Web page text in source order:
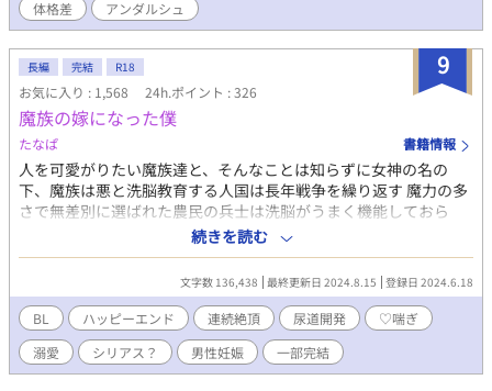
は、五年前に最愛の妻を亡くしたロイを、魔族への本能的な恐怖
ネ・オークランスを亡くし、悲しみに苛まれている。あまりの辛
さで『奥様』に関する記憶すら忘却してしまったらしい。半ば強
引にロイの元へ連れていかれるサラは、彼に己を『サラ』と名乗
る。だが、 ——「失せろ。お前のような娼夫など必要としていな
い」 噂通り冷酷なロイの口からは罵詈雑言が放たれた。ロイは穢
らわしい娼夫を睨みつけ去ってしまう。使者らは最愛の妻を亡く
したロイを憐れむばかりで、まるでサラの様子を気にしていな
い。 誰も、サラこそが五年前に亡くなった『奥様』であり、最愛
のその人であるとは気付いていないようだった。 しかし、最大の
問題は元夫に存在を忘れられていることではない。 サラが未だに
ロイを愛しているという事実だ。 仕方なく、『恋愛感情抹消魔
法』を己にかけることにするサラだが——…… ☆お読みくださり
ありがとうございます。良ければ感想などいただけるとパワーに
なります！
体格差
アンダルシュ
9
長編 完結 R18
お気に入り : 1,568 24h.ポイント : 326
魔族の嫁になった僕
たなぱ 書籍情報
人を可愛がりたい魔族達と、そんなことは知らずに女神の名の
下、魔族は悪と洗脳教育する人国は長年戦争を繰り返す 魔力の多
さで無差別に選ばれた農民の兵士は洗脳がうまく機能しておら
ず…？ 魔族の嫁になった平凡農民くんが快楽攻めされて絆されて
いく話 本編二部まで完結済み 尿道触手出産とかも書きたい布教活
動勢なので番外編は注意書きをよく見てください 尿道責めもっと
増えないかなーって書いてみた初心者作です！色々ノリと勢い！
続きを読む
文字数 136,438 最終更新日 2024.8.15 登録日 2024.6.18
BL ハッピーエンド 連続絶頂 尿道開発
♡喘ぎ
溺愛
シリアス？ 男性妊娠 一部完結